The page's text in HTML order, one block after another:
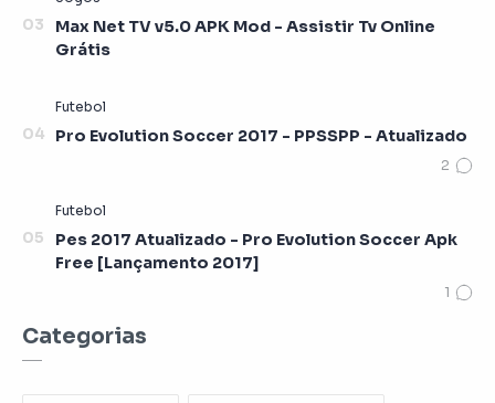
Max Net TV v5.0 APK Mod - Assistir Tv Online
Grátis
Pro Evolution Soccer 2017 - PPSSPP - Atualizado
Pes 2017 Atualizado - Pro Evolution Soccer Apk
Free [Lançamento 2017]
Categorias